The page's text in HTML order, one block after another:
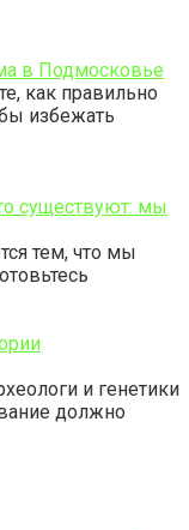
в Подмосковье
как правильно
избежать
существуют: мы
тем, что мы
и генетики
должно